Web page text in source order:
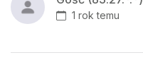
1 rok temu